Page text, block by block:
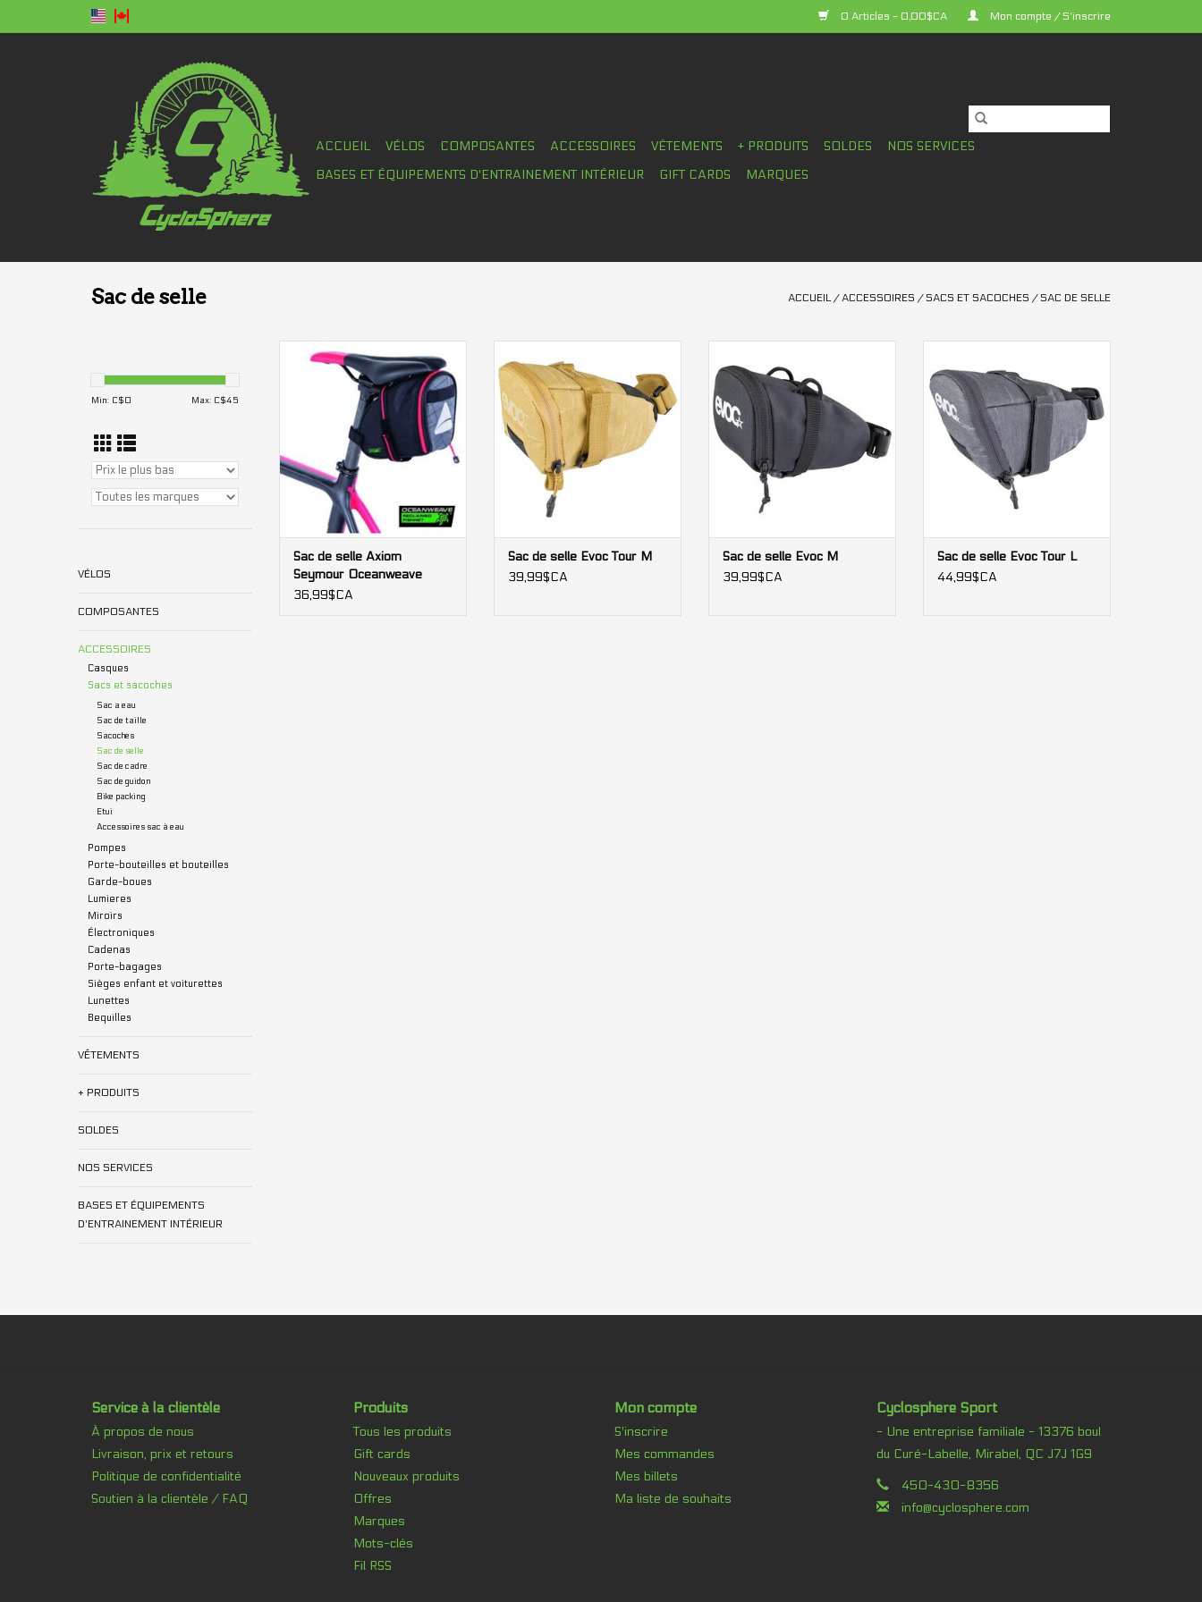
0 Articles - 0,00$CA Mon compte / S'inscrire
ACCUEIL VÉLOS COMPOSANTES ACCESSOIRES VÊTEMENTS + PRODUITS SOLDES
NOS SERVICES
BASES ET ÉQUIPEMENTS D'ENTRAINEMENT INTÉRIEUR
GIFT CARDS MARQUES
Sac de selle ACCUEIL /ACCESSOIRES /SACS ET SACOCHES /SAC DE SELLE
Min: C$0 Max: C$45
VÉLOS
COMPOSANTES
ACCESSOIRES
Casques
Sacs et sacoches
Sac a eau
Sac de taille
Sacoches
Sac de selle
Sac de cadre
Sac de guidon
Bike packing
Etui
Accessoires sac à eau
Pompes
Porte-bouteilles et bouteilles
Garde-boues
Lumieres
Miroirs
Électroniques
Cadenas
Porte-bagages
Sièges enfant et voiturettes
Lunettes
Bequilles
VÊTEMENTS
+ PRODUITS
SOLDES
NOS SERVICES
BASES ET ÉQUIPEMENTS
D'ENTRAINEMENT INTÉRIEUR
Sac de selle Axiom Seymour
Oceanweave Wedge 1.3
AJOUTER AU PANIER
Sac de selle Axiom
Seymour Oceanweave
Wedge 1.3
36,99$CA
AJOUTER AU PANIER
Sac de selle Evoc Tour M
39,99$CA
AJOUTER AU PANIER
Sac de selle Evoc M
39,99$CA
Sac de selle Evoc Tour L
44,99$CA
Service à la clientèle
À propos de nous
Livraison, prix et retours
Politique de confidentialité
Soutien à la clientèle / FAQ
Produits
Tous les produits
Gift cards
Nouveaux produits
Offres
Marques
Mots-clés
Fil RSS
Mon compte
S'inscrire
Mes commandes
Mes billets
Ma liste de souhaits
Cyclosphere Sport
- Une entreprise familiale - 13376 boul
du Curé-Labelle, Mirabel, QC J7J 1G9
450-430-8356
info@cyclosphere.com